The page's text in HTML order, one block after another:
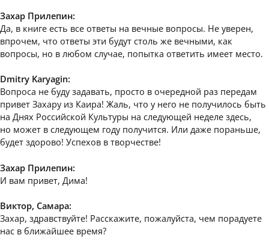
Захар Прилепин:
Да, в книге есть все ответы на вечные вопросы. Не уверен,
впрочем, что ответы эти будут столь же вечными, как
вопросы, но в любом случае, попытка ответить имеет место.
Dmitry Karyagin:
Вопроса не буду задавать, просто в очередной раз передам
привет Захару из Каира! Жаль, что у него не получилось быть
на Днях Российской Культуры на следующей неделе здесь,
но может в следующем году получится. Или даже пораньше,
будет здорово! Успехов в творчестве!
Захар Прилепин:
И вам привет, Дима!
Виктор, Самара:
Захар, здравствуйте! Расскажите, пожалуйста, чем порадуете
нас в ближайшее время?